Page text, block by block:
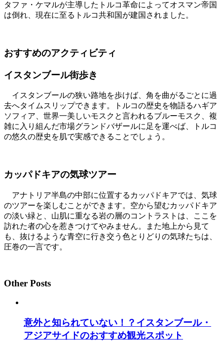
タファ・ケマルが主導したトルコ革命によってオスマン帝国
は倒れ、現在に至るトルコ共和国が建国されました。
おすすめのアクティビティ
イスタンブール街歩き
イスタンブールの狭い路地を歩けば、角を曲がるごとに過
去へタイムスリップできます。トルコの歴史を物語るハギア
ソフィア、世界一美しいモスクと言われるブルーモスク、複
雑に入り組んだ市場グランドバザールに足を運べば、トルコ
の悠久の歴史を肌で実感できることでしょう。
カッパドキアの気球ツアー
アナトリア半島の中部に位置するカッパドキアでは、気球
のツアーを楽しむことができます。空から望むカッパドキア
の淡い緑と、山肌に重なる岩の層のコントラストは、ここを
訪れた者の心を惹きつけてやみません。また地上から見て
も、抜けるような青空に行き交う色とりどりの気球たちは、
圧巻の一言です。
Other Posts
意外と知られていない！？イスタンブール・
アジアサイドのおすすめ観光スポット